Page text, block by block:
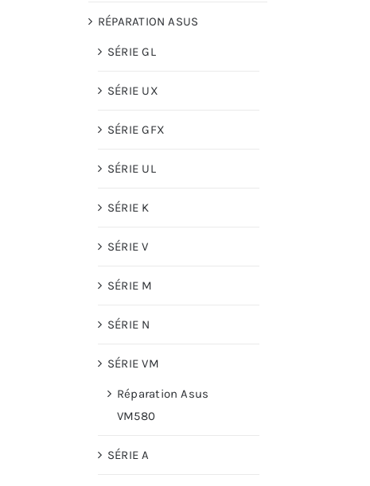
RÉPARATION ASUS
SÉRIE GL
SÉRIE UX
SÉRIE GFX
SÉRIE UL
SÉRIE K
SÉRIE V
SÉRIE M
SÉRIE N
SÉRIE VM
Réparation Asus
VM580
SÉRIE A